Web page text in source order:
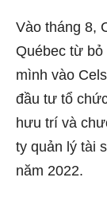
Vào tháng 8,
Québec từ bỏ
mình vào
đầu tư tổ
hưu trí và
ty quản lý tài
năm 2022.